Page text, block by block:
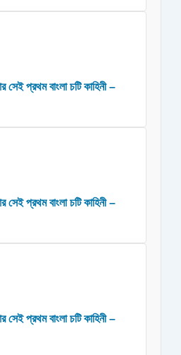
সেই প্রথম বাংলা চটি কাহিনী –
সেই প্রথম বাংলা চটি কাহিনী –
সেই প্রথম বাংলা চটি কাহিনী –